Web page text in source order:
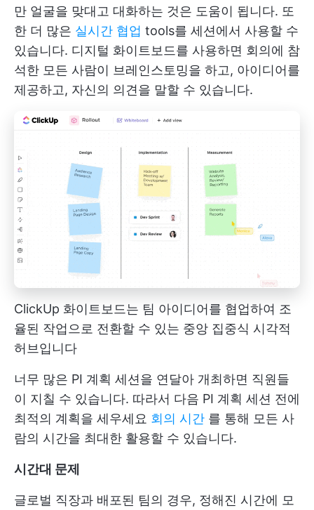
만 얼굴을 맞대고 대화하는 것은 도움이 됩니다. 또
한 더 많은 실시간 협업 tools를 세션에서 사용할 수
있습니다. 디지털 화이트보드를 사용하면 회의에 참
석한 모든 사람이 브레인스토밍을 하고, 아이디어를
제공하고, 자신의 의견을 말할 수 있습니다.
ClickUp 화이트보드는 팀 아이디어를 협업하여 조
율된 작업으로 전환할 수 있는 중앙 집중식 시각적
허브입니다
너무 많은 PI 계획 세션을 연달아 개최하면 직원들
이 지칠 수 있습니다. 따라서 다음 PI 계획 세션 전에
최적의 계획을 세우세요 회의 시간 를 통해 모든 사
람의 시간을 최대한 활용할 수 있습니다.
시간대 문제
글로벌 직장과 배포된 팀의 경우, 정해진 시간에 모